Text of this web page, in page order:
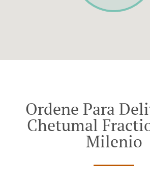
Ordene Para
Chetumal
Milenio